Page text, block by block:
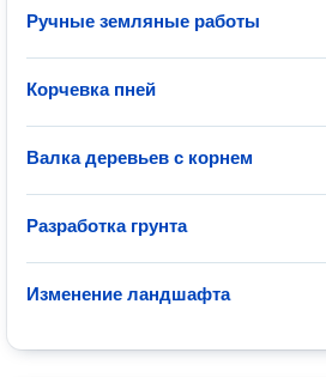
Ручные земляные работы
Корчевка пней
Валка деревьев с корнем
Разработка грунта
Изменение ландшафта